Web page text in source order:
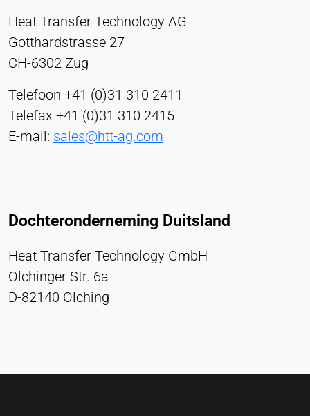
Heat Transfer Technology AG
Gotthardstrasse 27
CH-6302 Zug
Telefoon +41 (0)31 310 2411
Telefax +41 (0)31 310 2415
E-mail: sales@htt-ag.com
Dochteronderneming Duitsland
Heat Transfer Technology GmbH
Olchinger Str. 6a
D-82140 Olching
worden overgedragen aan de provider.
Vimeo
vuid, speler
Provider:
Vimeo, Inc.
Sessie - 2 jaar